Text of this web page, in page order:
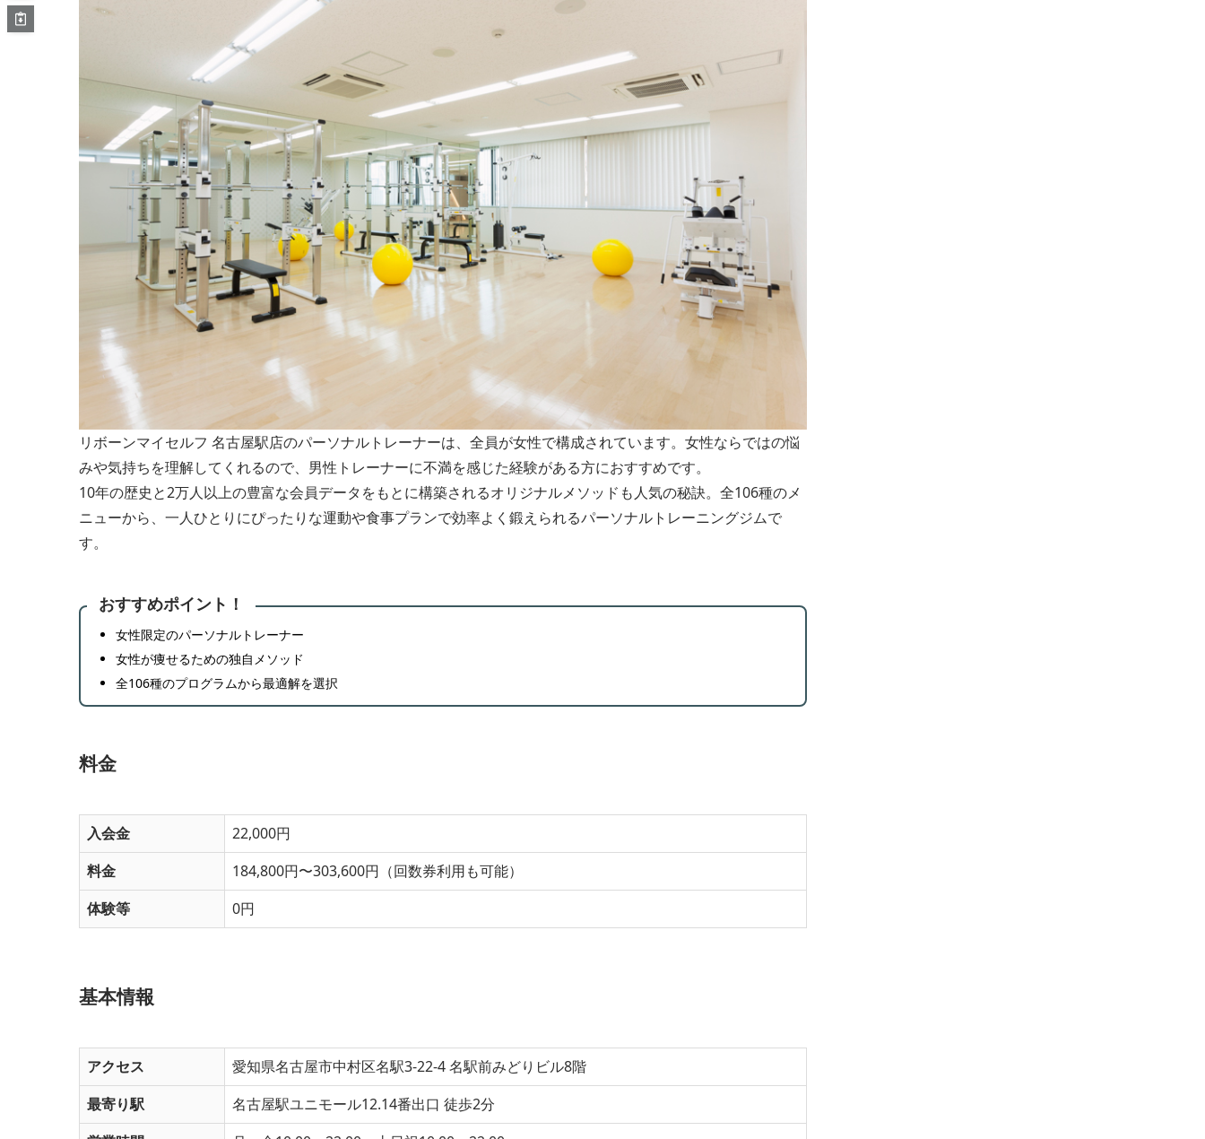
リボーンマイセルフ 名古屋駅店のパーソナルトレーナーは、全員が女性で構成されています。女性ならではの悩
みや気持ちを理解してくれるので、男性トレーナーに不満を感じた経験がある方におすすめです。
10年の歴史と2万人以上の豊富な会員データをもとに構築されるオリジナルメソッドも人気の秘訣。全106種のメ
ニューから、一人ひとりにぴったりな運動や食事プランで効率よく鍛えられるパーソナルトレーニングジムで
す。
おすすめポイント！
女性限定のパーソナルトレーナー
女性が痩せるための独自メソッド
全106種のプログラムから最適解を選択
料金
入会金
22,000円
料金
184,800円〜303,600円（回数券利用も可能）
体験等
0円
基本情報
アクセス
愛知県名古屋市中村区名駅3-22-4 名駅前みどりビル8階
最寄り駅
名古屋駅ユニモール12.14番出口 徒歩2分